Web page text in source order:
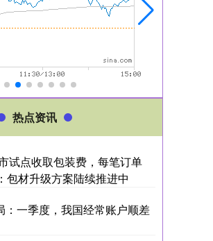
热点资讯
试点收取包装费，每笔订单
包材升级方案陆续推进中
：一季度，我国经常账户顺差